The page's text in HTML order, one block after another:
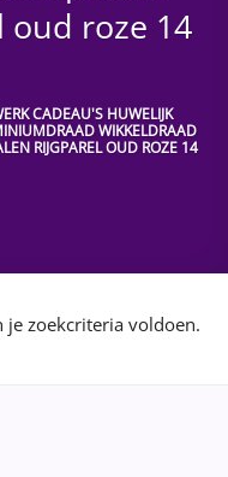
roze 14
CADEAU'S HUWELIJK
WIKKELDRAAD
RIJGPAREL OUD ROZE 14
je zoekcriteria voldoen.